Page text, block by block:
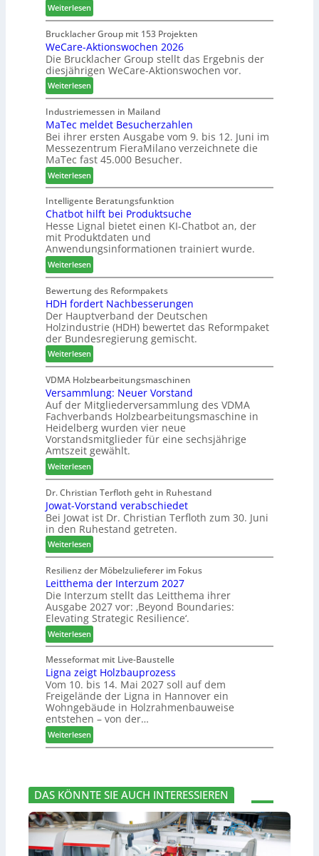
nG
e
s
c
h
ä
t
s
f
ü
h
r
r
c
h
n
u
n
e
n
f
ü
r
P
a
n
t
a
g
Weiterlesen:
L
a
m
e
l
o
-
F
r
ä
s
r
u
n
d
-
V
e
r
b
i
n
d
e
r
Brucklacher Group mit 153 Projekten
WeCare-Aktionswochen 2026
Die Brucklacher Group stellt das Ergebnis der
diesjährigen WeCare-Aktionswochen vor.
Weiterlesen:
W
e
C
a
r
e
-
A
k
t
i
o
n
s
w
o
c
h
e
n
2
0
2
6
Industriemessen in Mailand
MaTec meldet Besucherzahlen
Bei ihrer ersten Ausgabe vom 9. bis 12. Juni im
Messezentrum FieraMilano verzeichnete die
MaTec fast 45.000 Besucher.
Weiterlesen:
M
a
T
e
c
m
e
l
d
e
t
B
e
s
u
c
h
e
r
z
a
h
l
e
n
Intelligente Beratungsfunktion
Chatbot hilft bei Produktsuche
Hesse Lignal bietet einen KI-Chatbot an, der
mit Produktdaten und
Anwendungsinformationen trainiert wurde.
Weiterlesen:
C
h
a
t
b
o
t
h
i
l
f
t
b
e
i
P
r
o
d
u
k
t
s
u
c
h
e
Bewertung des Reformpakets
HDH fordert Nachbesserungen
Der Hauptverband der Deutschen
Holzindustrie (HDH) bewertet das Reformpaket
der Bundesregierung gemischt.
Weiterlesen:
H
D
H
f
o
r
d
e
r
t
N
a
c
h
b
e
s
s
e
r
u
n
g
e
n
VDMA Holzbearbeitungsmaschinen
Versammlung: Neuer Vorstand
Auf der Mitgliederversammlung des VDMA
Fachverbands Holzbearbeitungsmaschine in
Heidelberg wurden vier neue
Vorstandsmitglieder für eine sechsjährige
Amtszeit gewählt.
Weiterlesen:
V
e
r
s
a
m
l
u
n
g
:
e
u
e
r
V
o
r
s
t
d
Dr. Christian Terfloth geht in Ruhestand
Jowat-Vorstand verabschiedet
Bei Jowat ist Dr. Christian Terfloth zum 30. Juni
in den Ruhestand getreten.
Weiterlesen:
J
o
w
a
t
-
V
o
r
s
t
a
n
d
v
e
b
s
c
h
e
Resilienz der Möbelzulieferer im Fokus
Leitthema der Interzum 2027
Die Interzum stellt das Leitthema ihrer
Ausgabe 2027 vor: ‚Beyond Boundaries:
Elevating Strategic Resilience‘.
Weiterlesen:
L
e
i
t
t
h
e
m
a
r
I
n
t
r
Messeformat mit Live-Baustelle
Ligna zeigt Holzbauprozess
Vom 10. bis 14. Mai 2027 soll auf dem
Freigelände der Ligna in Hannover ein
Wohngebäude in Holzrahmenbauweise
entstehen – von der…
Weiterlesen:
L
n
a
z
e
g
DAS KÖNNTE SIE AUCH INTERESSIEREN